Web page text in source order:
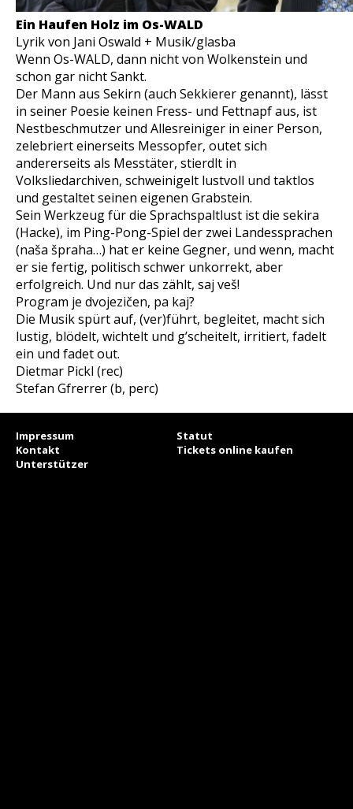
Ein Haufen Holz im Os-WALD
Lyrik von Jani Oswald + Musik/glasba
Wenn Os-WALD, dann nichtvon Wolkenstein und
schon gar nichtSankt.
Der Mann aus Sekirn (auch Sekkierer genannt), lässt
in seiner Poesie keinen Fress- und Fettnapf aus, ist
Nestbeschmutzer und Allesreiniger in einer Person,
zelebriert einerseits Messopfer, outet sich
andererseits als Messtäter, stierdlt in
Volksliedarchiven, schweinigelt lustvoll und taktlos
und gestaltet seinen eigenen Grabstein.
Sein Werkzeug für die Sprachspaltlust ist die sekira
(Hacke), im Ping-Pong-Spiel der zwei Landessprachen
(naša špraha…) hat er keine Gegner, und wenn, macht
er sie fertig, politisch schwer unkorrekt, aber
erfolgreich. Und nur das zählt, saj veš!
Program je dvojezičen, pa kaj?
Die Musik spürt auf, (ver)führt, begleitet, macht sich
lustig, blödelt, wichtelt und g’scheitelt, irritiert, fadelt
ein und fadet out.
Dietmar Pickl (rec)
Stefan Gfrerrer (b, perc)
Impressum
Statut
Kontakt
Tickets online kaufen
Unterstützer